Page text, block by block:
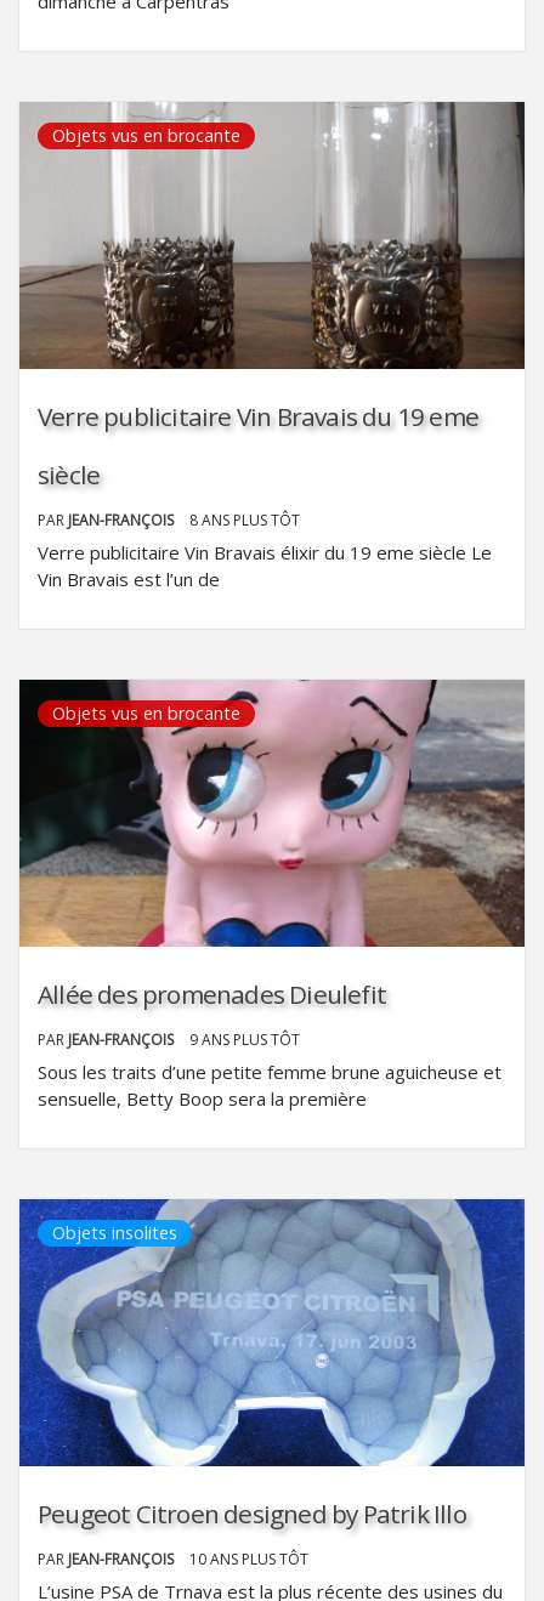
Objets vus en brocante
Verre publicitaire Vin Bravais du 19 eme
siècle
PAR JEAN-FRANÇOIS 8 ANS PLUS TÔT
Verre publicitaire Vin Bravais élixir du 19 eme siècle Le
Vin Bravais est l’un de
Objets vus en brocante
Allée des promenades Dieulefit
PAR JEAN-FRANÇOIS 9 ANS PLUS TÔT
Sous les traits d’une petite femme brune aguicheuse et
sensuelle, Betty Boop sera la première
Objets insolites
Peugeot Citroen designed by Patrik Illo
PAR JEAN-FRANÇOIS 10 ANS PLUS TÔT
L’usine PSA de Trnava est la plus récente des usines du